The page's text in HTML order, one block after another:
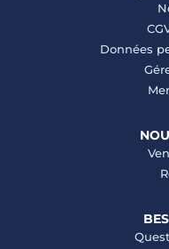
Données